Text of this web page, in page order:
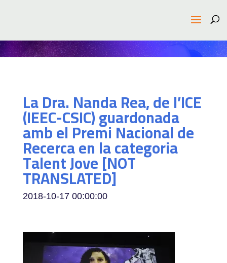
La Dra. Nanda Rea, de l’ICE
(IEEC-CSIC) guardonada
amb el Premi Nacional de
Recerca en la categoria
Talent Jove [NOT
TRANSLATED]
2018-10-17 00:00:00